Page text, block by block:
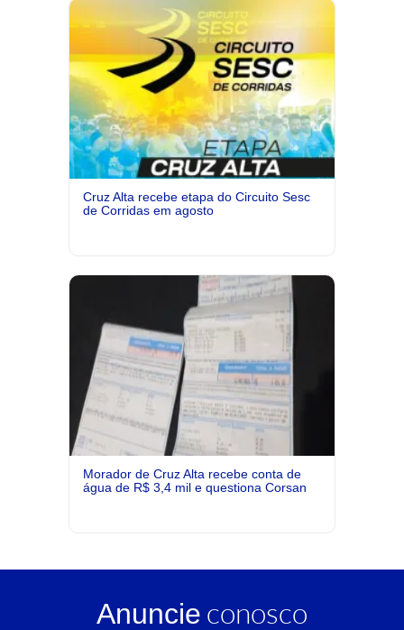
Cruz Alta recebe etapa do Circuito Sesc
de Corridas em agosto
Morador de Cruz Alta recebe conta de
água de R$ 3,4 mil e questiona Corsan
Anuncie conosco